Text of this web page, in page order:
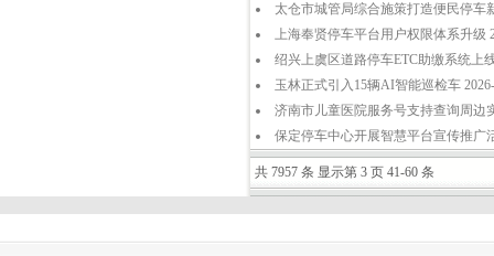
太仓市城管局综合施策打造便民停车
上海奉贤停车平台用户权限体系升级
绍兴上虞区道路停车ETC助缴系统上
玉林正式引入15辆AI智能巡检车
济南市儿童医院服务号支持查询周边
保定停车中心开展智慧平台宣传推广
共 7957 条 显示第 3 页 41-60 条